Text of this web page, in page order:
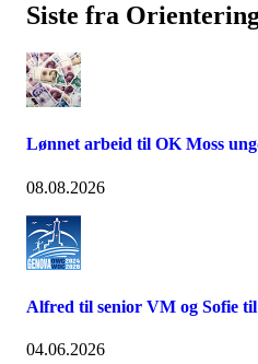
Siste fra
Lønnet arbeid til OK Moss
08.08.2026
Alfred til senior VM og Sofie
04.06.2026